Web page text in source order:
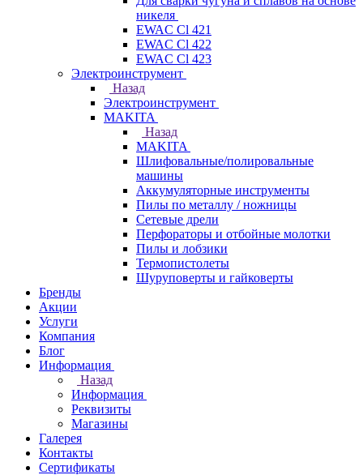
никеля
EWAC Cl 421
EWAC Cl 422
EWAC Cl 423
Электроинструмент
Назад
Электроинструмент
МAKITA
Назад
МAKITA
Шлифовальные/полировальные
машины
Аккумуляторные инструменты
Пилы по металлу / ножницы
Сетевые дрели
Перфораторы и отбойные молотки
Пилы и лобзики
Термопистолеты
Шуруповерты и гайковерты
Бренды
Акции
Услуги
Компания
Блог
Информация
Назад
Информация
Реквизиты
Магазины
Галерея
Контакты
Сертификаты